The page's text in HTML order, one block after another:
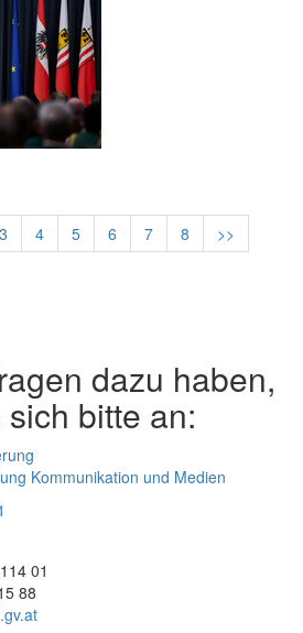
3 4 5 6 7 8
>>
dazu haben,
bitte an:
Kommunikation und Medien
01
88